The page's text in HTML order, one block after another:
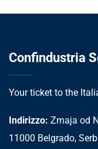
Confindustria
Your ticket to the
Indirizzo: Zmaja od
11000 Belgrado,